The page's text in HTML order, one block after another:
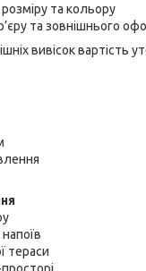
та кольору
та зовнішнього
вивісок вартість
тераси